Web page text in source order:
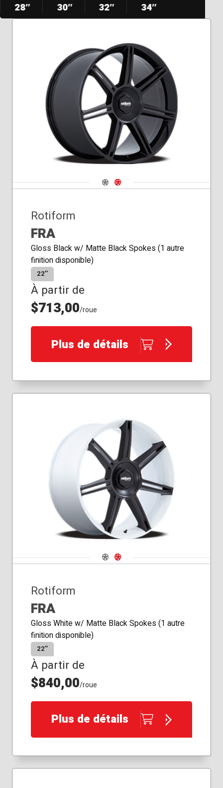
28″ 30″ 32″ 34″
Navigate 1
Navigate 2
Rotiform
FRA
Gloss Black w/ Matte Black Spokes (1 autre
finition disponible)
22″
À partir de
$713,00/roue
Plus de détails
Navigate 1
Navigate 2
Rotiform
FRA
Gloss White w/ Matte Black Spokes (1 autre
finition disponible)
22″
À partir de
$840,00/roue
Plus de détails